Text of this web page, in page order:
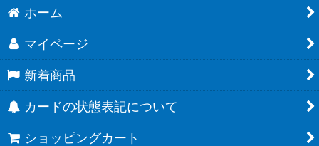
ホーム
マイページ
新着商品
カードの状態表記について
ショッピングカート